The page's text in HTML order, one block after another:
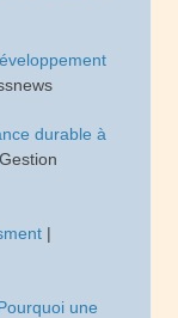
durable à
|
une